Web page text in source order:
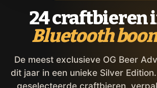
24 craftbieren
Bluetooth
De meest exclusieve OG Beer
dit jaar in een unieke Silver
geselecteerde craftbieren,